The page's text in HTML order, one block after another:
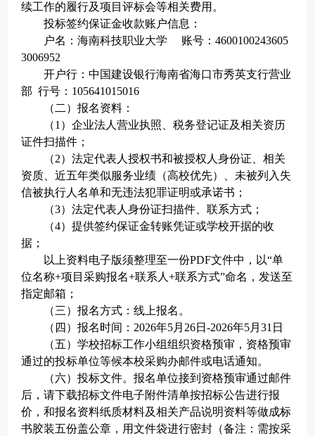
续工作的履行及项目评标会等相关费用。
投标签约保证金收款账户信息：
户名：海南科技职业大学 账号：4600100243605
3006952
开户行：中国建设银行海南省海口市秀英支行营业
部 行号：105641015016
（二）报名资料：
（1）企业法人营业执照、税务登记证及相关资历
证件扫描件；
（2）法定代表人授权书和被授权人身份证、相关
资质、近五年类似服务业绩（高校优先）、未被列入失
信被执行人名单和无违法犯罪证明或承诺书；
（3）法定代表人身份证扫描件、联系方式；
（4）提供签约保证金转账凭证或学校开据的收
据；
以上资料电子版须整理至一份PDF文件中，以“单
位名称+项目采购报名+联系人+联系方式”命名，发送至
指定邮箱；
（三）报名方式：线上报名。
（ 四 ）报名时间： 2026年5月 26日-2026年5月31 日
（五）学校招标工作小组组织资格预审，资格预审
通过的投标单位等候本校采购办邮件或电话通知。
（六）投标文件。报名单位接到资格预审通过邮件
后，请下载招标文件电子附件清单按招标公告进行报
价，和报名资料纸质材料及相关产品说明资料等做成标
书胶装五份盖公章，用文件袋进行密封（备注：需按采